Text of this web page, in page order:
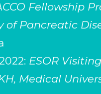
Fellowship
Pancreatic
ESOR
Medical